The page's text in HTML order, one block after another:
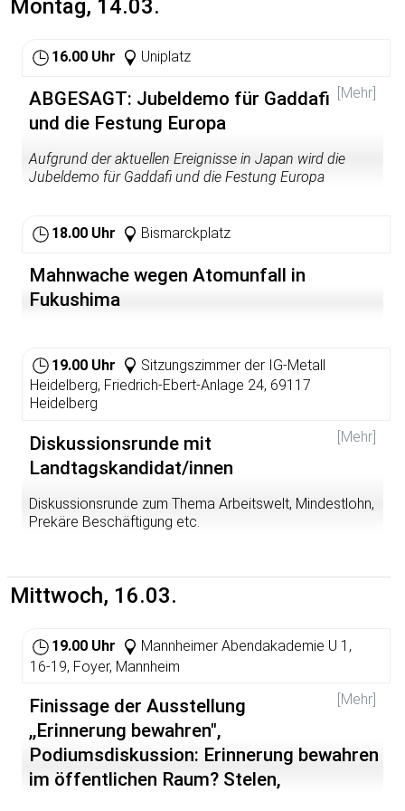
Montag, 14.03.
16.00 Uhr Uniplatz
[Mehr]
ABGESAGT: Jubeldemo für Gaddafi
und die Festung Europa
Aufgrund der aktuellen Ereignisse in Japan wird die
Jubeldemo für Gaddafi und die Festung Europa
kommen.
Mit Trommeln und Jubelrufen werden wir durch die
Hauptstraße ziehen. Kommt in Anzügen oder
Militärklamotten, bringt Pappkrawatten, Konfetti,
die unsere Wirtschaft so toll mit billigem Öl versorgen,
uns vor den Terroristen schützen und die vielen
afrikanischen Illegalen in ihre Lager sperren, damit sie
nicht alle nach Europa kommen. Deshalb werden die
europäischen Ländern mit Militärhilfe unterstützt und mit
Waffentechnik beliefert. Also: Ein Hoch auf die
Diktatoren! Her mit der Festung Europa! Billiges Benzin
für alle! Mehr Waffen für Gaddafi! etc.
Es rufen auf u.a. die Sambartistas Heidelberg.
18.00 Uhr Bismarckplatz
Mahnwache wegen Atomunfall in
Fukushima
19.00 Uhr
Sitzungszimmer der IG-Metall
Heidelberg, Friedrich-Ebert-Anlage 24, 69117
Heidelberg
[Mehr]
Diskussionsrunde mit
Landtagskandidat/innen
Diskussionsrunde zum Thema Arbeitswelt, Mindestlohn,
Prekäre Beschäftigung etc.
Schuster (SPD), Frau Annette Trabold (FDP), Herr Bernd
Ziegler (Die Linken)
Mittwoch, 16.03.
19.00 Uhr
Mannheimer Abendakademie U 1,
16-19, Foyer, Mannheim
[Mehr]
Finissage der Ausstellung
,,Erinnerung bewahren",
Podiumsdiskussion: Erinnerung bewahren
im öffentlichen Raum? Stelen,